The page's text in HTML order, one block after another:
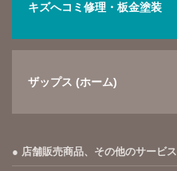
キズへコミ修理・板金塗装
ザップス (ホーム)
店舗販売商品、その他のサービス